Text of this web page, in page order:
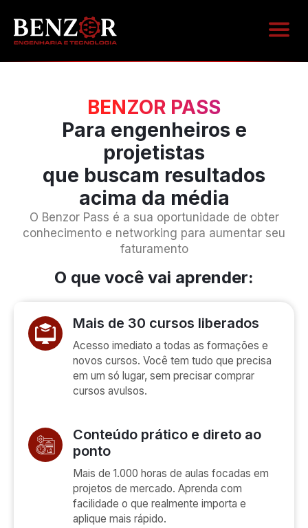
BENZOR PASS
Para engenheiros e
projetistas
que buscam resultados
acima da média
O Benzor Pass é a sua oportunidade de obter
conhecimento e networking para aumentar seu
faturamento
O que você vai aprender:
Mais de 30 cursos liberados
Acesso imediato a todas as formações e
novos cursos. Você tem tudo que precisa
em um só lugar, sem precisar comprar
cursos avulsos.
Conteúdo prático e direto ao
ponto
Mais de 1.000 horas de aulas focadas em
projetos de mercado. Aprenda com
facilidade o que realmente importa e
aplique mais rápido.